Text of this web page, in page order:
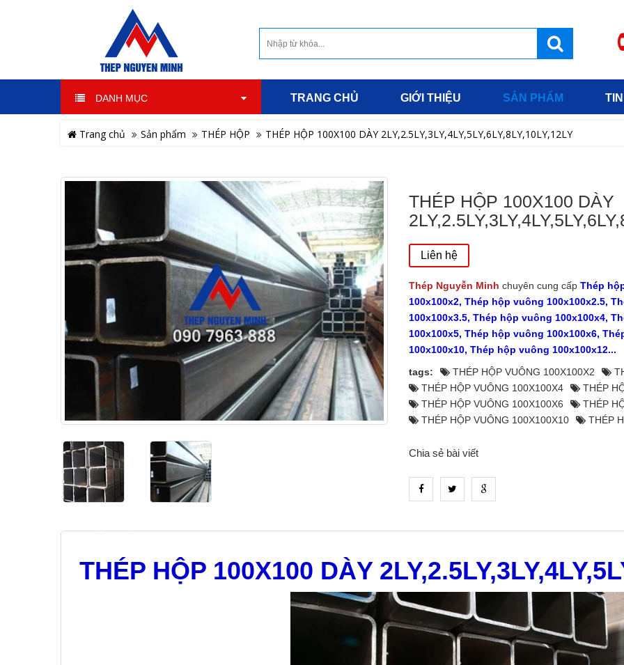
DANH MỤC TRANG CHỦ GIỚI THIỆU SẢN PHẨM
Trang chủ Sản phẩm THÉP HỘP THÉP HỘP 100X100 DÀY 2LY,2.5LY,3LY,4LY,5LY,6LY,8LY,10LY,12LY
THÉP HỘP 100X100 DÀY
Liên hệ
Thép Nguyễn Minh chuyên cung cấp Thép
100x100x2, Thép hộp vuông 100x100x2.5,
100x100x3.5, Thép hộp vuông 100x100x4,
100x100x5, Thép hộp vuông 100x100x6,
100x100x10, Thép hộp vuông 100x100x12...
tags: THÉP HỘP VUÔNG 100X100X2
THÉP HỘP VUÔNG 100X100X4
THÉP
THÉP HỘP VUÔNG 100X100X6
THÉP
THÉP HỘP VUÔNG 100X100X10
THÉP
Chia sẻ bài viết
THÉP HỘP 100X100 DÀY